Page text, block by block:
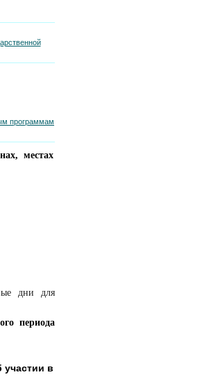
программам
местах
дни для
периода
участии в